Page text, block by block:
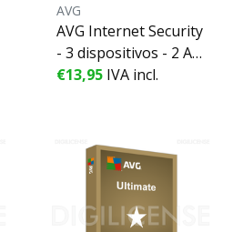
AVG
AVG Internet Security
- 3 dispositivos - 2 Añ
os
€13,95 IVA incl.